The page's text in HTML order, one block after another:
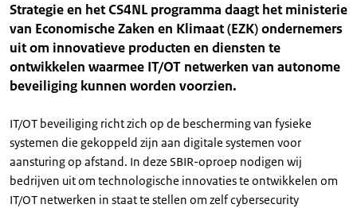
Strategie en het CS4NL programma daagt het ministerie
van Economische Zaken en Klimaat (EZK) ondernemers
uit om innovatieve producten en diensten te
ontwikkelen waarmee IT/OT netwerken van autonome
beveiliging kunnen worden voorzien.
IT/OT beveiliging richt zich op de bescherming van fysieke
systemen die gekoppeld zijn aan digitale systemen voor
aansturing op afstand. In deze SBIR-oproep nodigen wij
bedrijven uit om technologische innovaties te ontwikkelen om
IT/OT netwerken in staat te stellen om zelf cybersecurity